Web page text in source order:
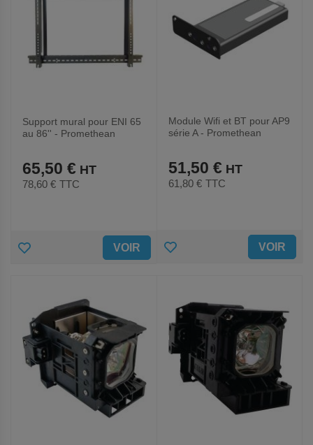
Support mural pour ENI 65
au 86'' - Promethean
65,50 €
78,60 € TTC
AJOUTER VOIR
Module Wifi et BT pour AP9
série A - Promethean
51,50 €
61,80 € TTC
AJOUTER VOIR